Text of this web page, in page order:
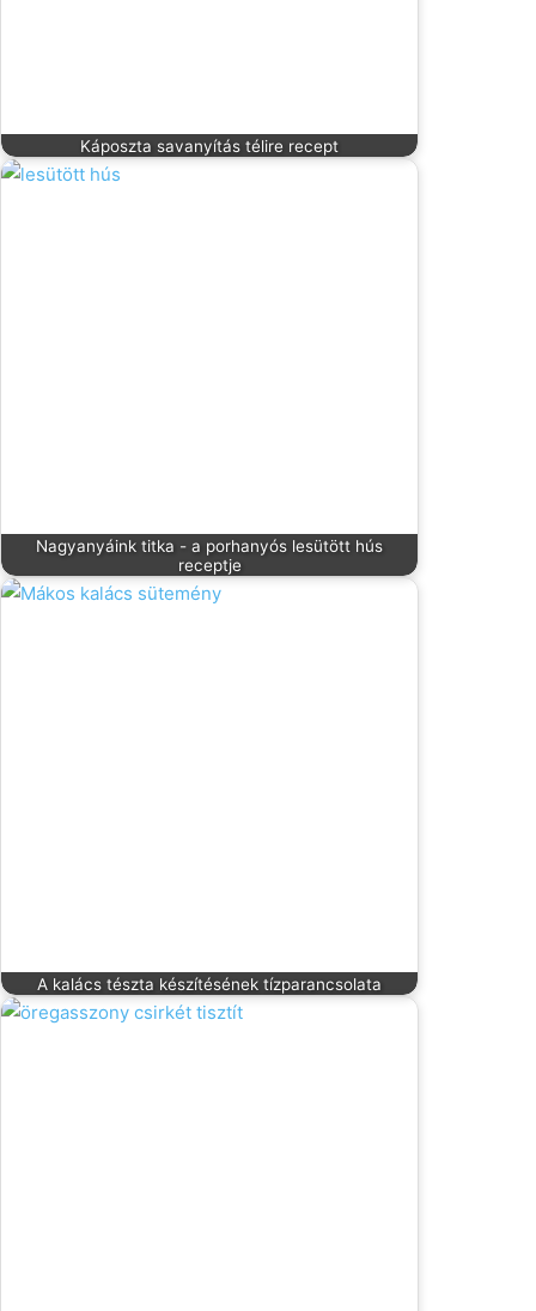
Káposzta savanyítás télire recept
Nagyanyáink titka - a porhanyós lesütött hús
receptje
A kalács tészta készítésének tízparancsolata